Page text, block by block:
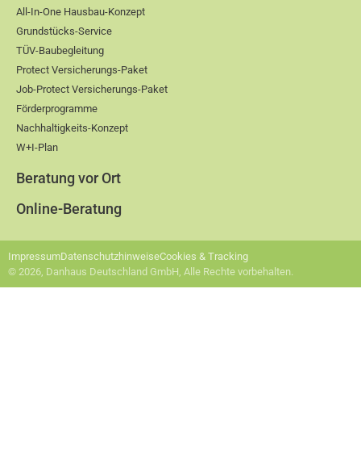
All-In-One Hausbau-Konzept
Grundstücks-Service
TÜV-Baubegleitung
Protect Versicherungs-Paket
Job-Protect Versicherungs-Paket
Förderprogramme
Nachhaltigkeits-Konzept
W+I-Plan
Beratung vor Ort
Online-Beratung
ImpressumDatenschutzhinweiseCookies & Tracking
© 2026, Danhaus Deutschland GmbH, Alle Rechte vorbehalten.